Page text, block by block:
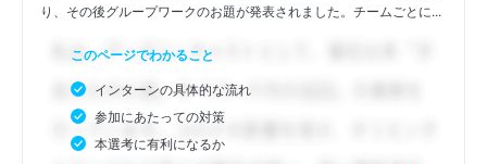
り、その後グループワークのお題が発表されました。チームごとに...
このページでわかること
インターンの具体的な流れ
参加にあたっての対策
本選考に有利になるか